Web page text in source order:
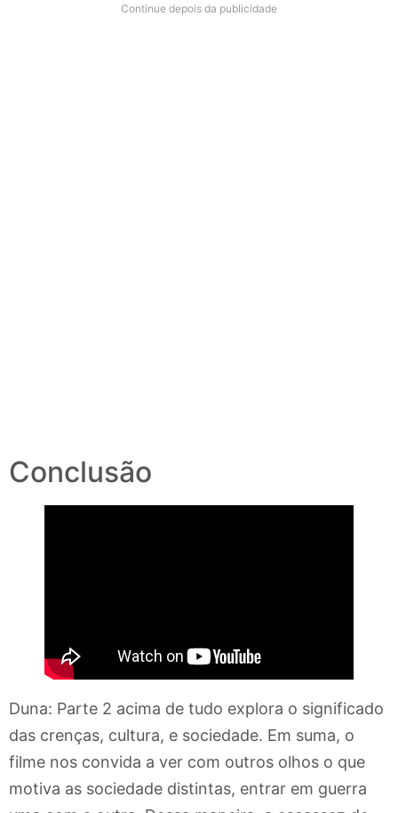
Continue depois da publicidade
Conclusão
Duna: Parte 2 acima de tudo explora o significado
das crenças, cultura, e sociedade. Em suma, o
filme nos convida a ver com outros olhos o que
motiva as sociedade distintas, entrar em guerra